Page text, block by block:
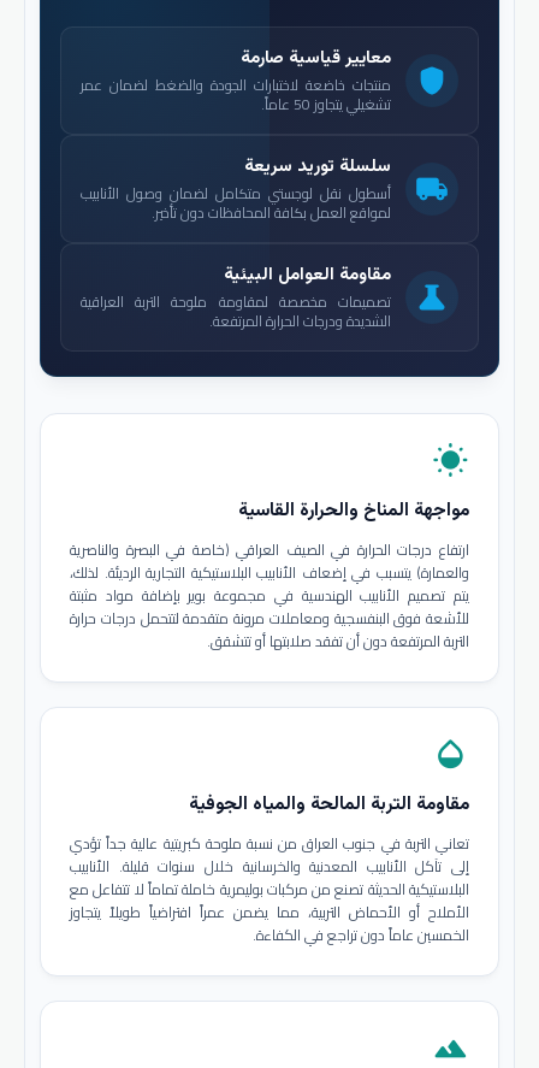
shield
معايير قياسية صارمة
منتجات خاضعة لاختبارات الجودة والضغط لضمان عمر
تشغيلي يتجاوز 50 عاماً.
local_shipping
سلسلة توريد سريعة
أسطول نقل لوجستي متكامل لضمان وصول الأنابيب
لمواقع العمل بكافة المحافظات دون تأخير.
science
مقاومة العوامل البيئية
تصميمات مخصصة لمقاومة ملوحة التربة العراقية
الشديدة ودرجات الحرارة المرتفعة.
wb_sunny
مواجهة المناخ والحرارة القاسية
ارتفاع درجات الحرارة في الصيف العراقي (خاصة في البصرة والناصرية
والعمارة) يتسبب في إضعاف الأنابيب البلاستيكية التجارية الرديئة. لذلك،
يتم تصميم الأنابيب الهندسية في مجموعة بوير بإضافة مواد مثبتة
للأشعة فوق البنفسجية ومعاملات مرونة متقدمة لتتحمل درجات حرارة
التربة المرتفعة دون أن تفقد صلابتها أو تتشقق.
opacity
مقاومة التربة المالحة والمياه الجوفية
تعاني التربة في جنوب العراق من نسبة ملوحة كبريتية عالية جداً تؤدي
إلى تآكل الأنابيب المعدنية والخرسانية خلال سنوات قليلة. الأنابيب
البلاستيكية الحديثة تصنع من مركبات بوليمرية خاملة تماماً لا تتفاعل مع
الأملاح أو الأحماض التربية، مما يضمن عمراً افتراضياً طويلاً يتجاوز
الخمسين عاماً دون تراجع في الكفاءة.
terrain